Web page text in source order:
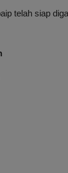
telah siap